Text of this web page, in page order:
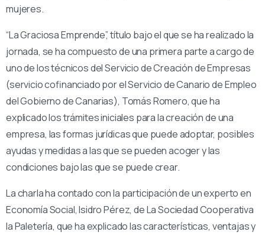
mujeres.
“La Graciosa Emprende”, título bajo el que se ha realizado la
jornada, se ha compuesto de una primera parte a cargo de
uno de los técnicos del Servicio de Creación de Empresas
(servicio cofinanciado por el Servicio de Canario de Empleo
del Gobierno de Canarias), Tomás Romero, que ha
explicado los trámites iniciales para la creación de una
empresa, las formas jurídicas que puede adoptar, posibles
ayudas y medidas a las que se pueden acoger y las
condiciones bajo las que se puede crear.
La charla ha contado con la participación de un experto en
Economía Social, Isidro Pérez, de La Sociedad Cooperativa
la Paletería, que ha explicado las características, ventajas y